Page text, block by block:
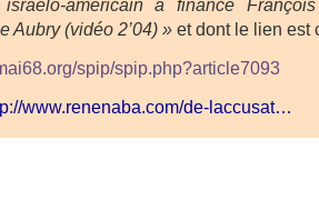
américain a financé
Aubry (vidéo 2’04) » et dont le lien est
spip/spip.php?article7093
www.renenaba.com/de-laccusat…